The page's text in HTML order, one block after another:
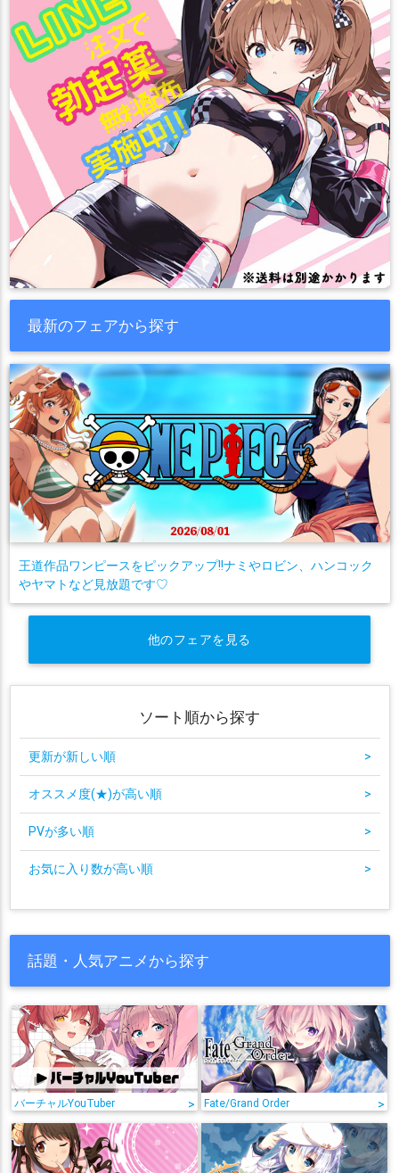
最新のフェアから探す
王道作品ワンピースをピックアップ!!ナミやロビン、ハンコック
やヤマトなど見放題です♡
他のフェアを見る
ソート順から探す
更新が新しい順 >
オススメ度(★)が高い順 >
PVが多い順 >
お気に入り数が高い順 >
話題・人気アニメから探す
バーチャルYouTuber > Fate/Grand Order >